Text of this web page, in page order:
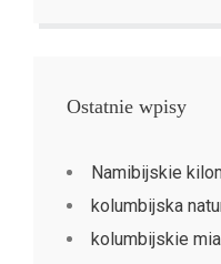
Ostatnie wpisy
Namibijskie
kolumbijska
kolumbijskie